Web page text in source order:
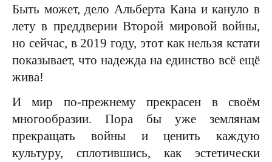
Быть может, дело Альберта Кана и кануло в
лету в преддверии Второй мировой войны,
но сейчас, в 2019 году, этот как нельзя кстати
показывает, что надежда на единство всё ещё
жива!
И мир по-прежнему прекрасен в своём
многообразии. Пора бы уже землянам
прекращать войны и ценить каждую
культуру, сплотившись, как эстетически